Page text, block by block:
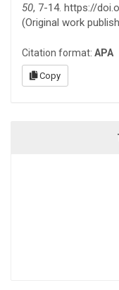
50, 7-14. https://
(Original work
Citation format: APA
Copy